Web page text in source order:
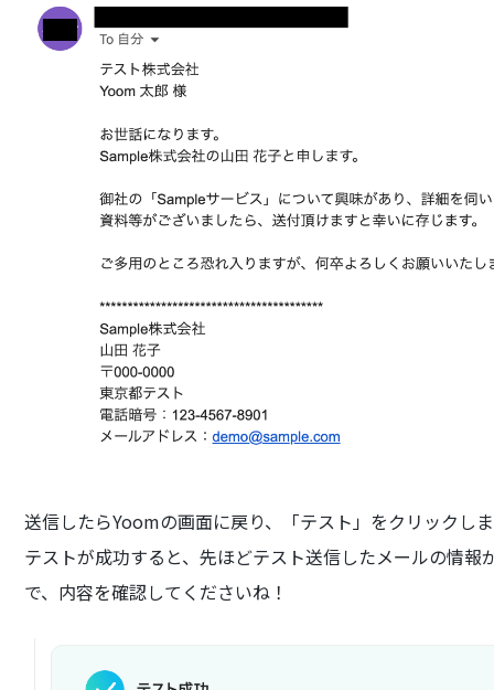
送信したらYoomの画面に戻り、「テスト」をクリックし
テストが成功すると、先ほどテスト送信したメールの情
で、内容を確認してくださいね！